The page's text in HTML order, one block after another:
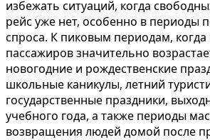
избежать ситуаций, когда
рейс уже нет, особенно в периоды
спроса. К пиковым периодам, когда
пассажиров значительно
новогодние и рождественские
школьные каникулы, летний
государственные праздники,
учебного года, а также периоды
возвращения людей домой после